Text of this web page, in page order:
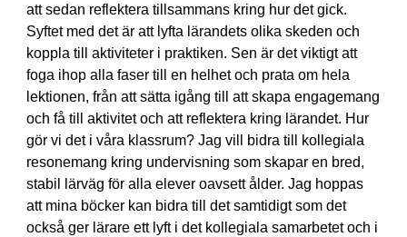
att sedan reflektera tillsammans kring hur det gick.
Syftet med det är att lyfta lärandets olika skeden och
koppla till aktiviteter i praktiken. Sen är det viktigt att
foga ihop alla faser till en helhet och prata om hela
lektionen, från att sätta igång till att skapa engagemang
och få till aktivitet och att reflektera kring lärandet. Hur
gör vi det i våra klassrum? Jag vill bidra till kollegiala
resonemang kring undervisning som skapar en bred,
stabil lärväg för alla elever oavsett ålder. Jag hoppas
att mina böcker kan bidra till det samtidigt som det
också ger lärare ett lyft i det kollegiala samarbetet och i